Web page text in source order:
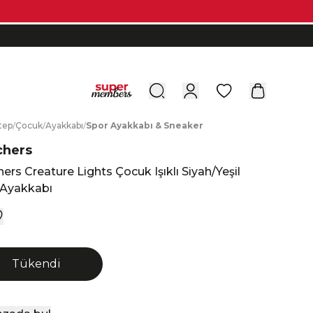
0
/Çocuk/Ayakkabı/Spor Ayakkabı & Sneaker
Creature Lights Çocuk Işıklı Siyah/Yeşil
Tükendi